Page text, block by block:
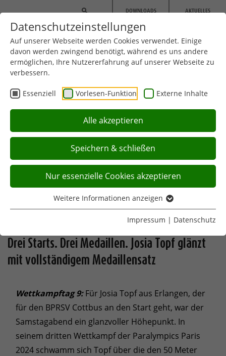
Datenschutzeinstellungen
Auf unserer Webseite werden Cookies verwendet. Einige
davon werden zwingend benötigt, während es uns andere
ermöglichen, Ihre Nutzererfahrung auf unserer Webseite zu
verbessern.
Essenziell Vorlesen-Funktion Externe Inhalte
Alle akzeptieren
Speichern & schließen
Nur essenzielle Cookies akzeptieren
Weitere Informationen anzeigen
Impressum | Datenschutz
Zum Hauptinhalt springen DOWNLOADS AKTUELLES
Sie befinden sich hier: Startseite Aktuelles Aktuell:
Artikel
News Paralympics - Paris 2024 - Team Brandenburg - Tag 4
Vorlesen-Funktion aktivieren
News Paralympics - Paris 2024 - Team Brandenburg -
Drei Starts. Drei Medaillen. Josia Topf glänzt
mit vollständigem Medaillensatz
Wettkampftag 9: Für Josia Topf aus Erlangen, der
für den BPRSV Cottbus an den Start geht, war der
Samstagabend ein glanzvoller Höhepunkt. In
seinem dritten Wettkampf der Paralympics Paris
2024 schwamm sich Topf über die den 50 Meter